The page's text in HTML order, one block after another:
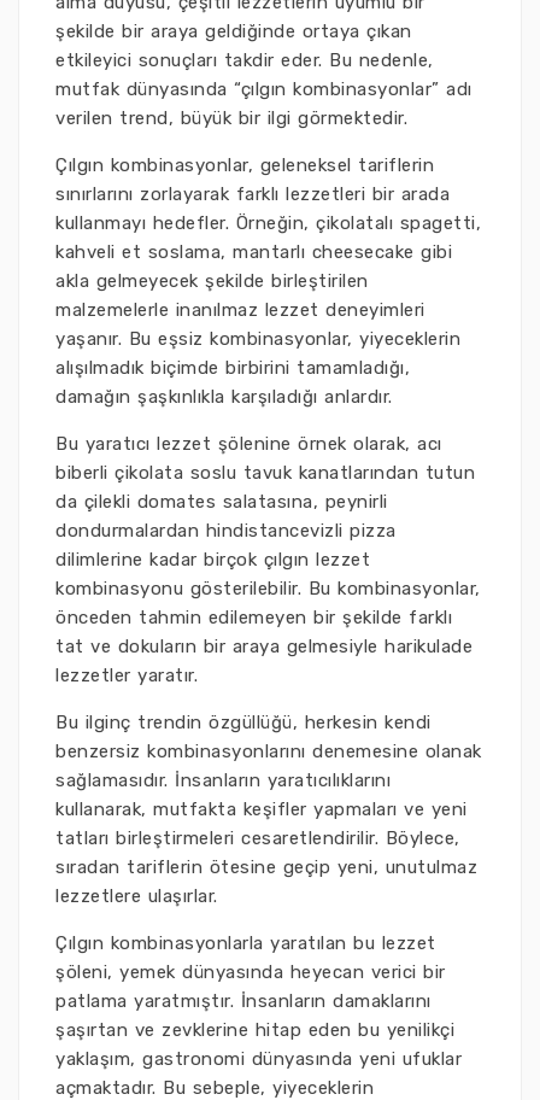
şekilde bir araya geldiğinde ortaya çıkan
etkileyici sonuçları takdir eder. Bu nedenle,
mutfak dünyasında “çılgın kombinasyonlar” adı
verilen trend, büyük bir ilgi görmektedir.
Çılgın kombinasyonlar, geleneksel tariflerin
sınırlarını zorlayarak farklı lezzetleri bir arada
kullanmayı hedefler. Örneğin, çikolatalı spagetti,
kahveli et soslama, mantarlı cheesecake gibi
akla gelmeyecek şekilde birleştirilen
malzemelerle inanılmaz lezzet deneyimleri
yaşanır. Bu eşsiz kombinasyonlar, yiyeceklerin
alışılmadık biçimde birbirini tamamladığı,
damağın şaşkınlıkla karşıladığı anlardır.
Bu yaratıcı lezzet şölenine örnek olarak, acı
biberli çikolata soslu tavuk kanatlarından tutun
da çilekli domates salatasına, peynirli
dondurmalardan hindistancevizli pizza
dilimlerine kadar birçok çılgın lezzet
kombinasyonu gösterilebilir. Bu kombinasyonlar,
önceden tahmin edilemeyen bir şekilde farklı
tat ve dokuların bir araya gelmesiyle harikulade
lezzetler yaratır.
Bu ilginç trendin özgüllüğü, herkesin kendi
benzersiz kombinasyonlarını denemesine olanak
sağlamasıdır. İnsanların yaratıcılıklarını
kullanarak, mutfakta keşifler yapmaları ve yeni
tatları birleştirmeleri cesaretlendirilir. Böylece,
sıradan tariflerin ötesine geçip yeni, unutulmaz
lezzetlere ulaşırlar.
Çılgın kombinasyonlarla yaratılan bu lezzet
şöleni, yemek dünyasında heyecan verici bir
patlama yaratmıştır. İnsanların damaklarını
şaşırtan ve zevklerine hitap eden bu yenilikçi
yaklaşım, gastronomi dünyasında yeni ufuklar
açmaktadır. Bu sebeple, yiyeceklerin